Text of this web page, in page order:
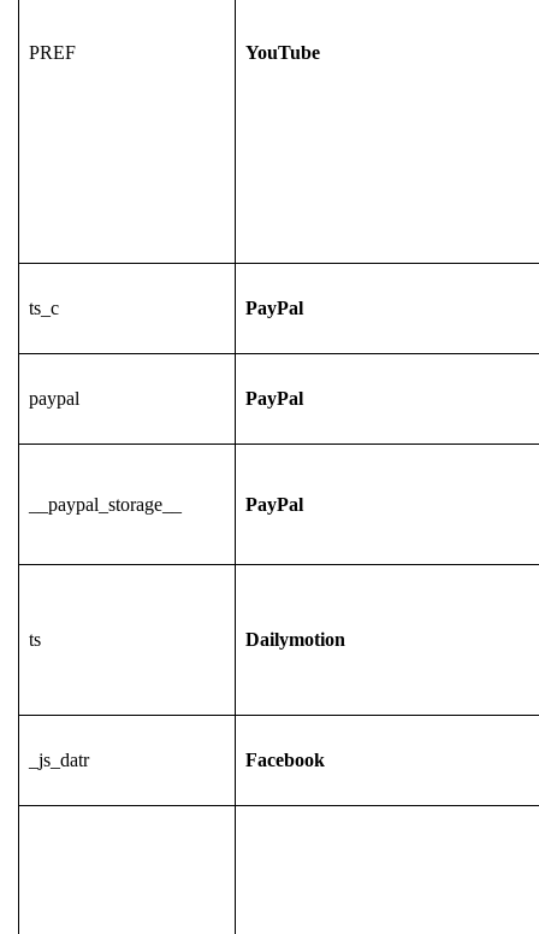
PREF YouTube
ts_c PayPal
paypal PayPal
__paypal_storage__ PayPal
ts Dailymotion
_js_datr Facebook